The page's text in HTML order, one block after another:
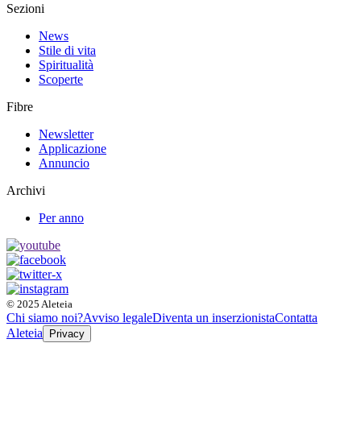
Sezioni
News
Stile di vita
Spiritualità
Scoperte
Fibre
Newsletter
Applicazione
Annuncio
Archivi
Per anno
© 2025 Aleteia
Chi siamo noi?Avviso legaleDiventa un inserzionistaContatta
Aleteia
Privacy